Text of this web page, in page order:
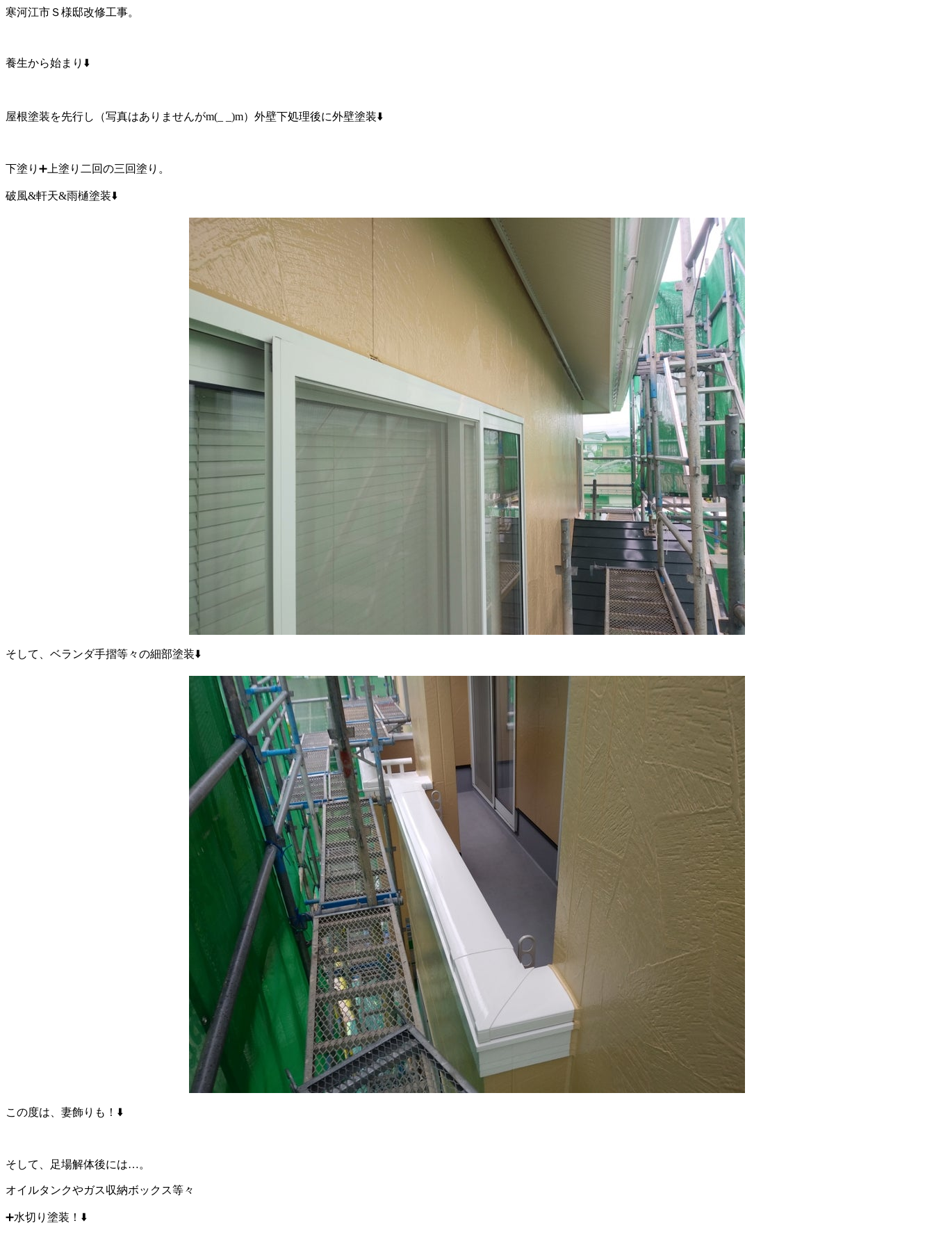
寒河江市Ｓ様邸改修工事。
養生から始まり⬇️
屋根塗装を先行し（写真はありませんがm(_ _)m）外壁下処理後に外壁塗装⬇️
下塗り➕上塗り二回の三回塗り。
破風&軒天&雨樋塗装⬇️
そして、ベランダ手摺等々の細部塗装⬇️
この度は、妻飾りも！⬇️
そして、足場解体後には…。
オイルタンクやガス収納ボックス等々
➕水切り塗装！⬇️